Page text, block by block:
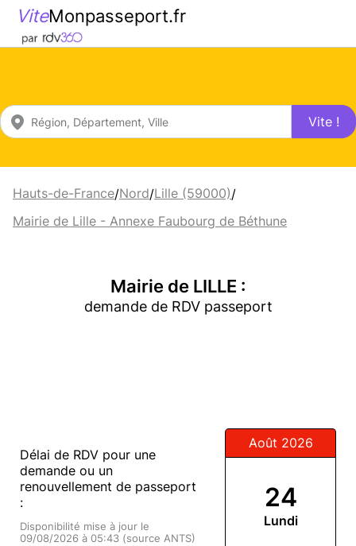
ViteMonpasseport.fr
Vite !
Hauts-de-France/Nord/Lille (59000)/
Mairie de Lille - Annexe Faubourg de Béthune
Mairie de LILLE :
demande de RDV passeport
Délai de RDV pour une
demande ou un
renouvellement de passeport
:
Disponibilité mise à jour le
09/08/2026 à 05:43 (source ANTS)
Août 2026
24
Lundi